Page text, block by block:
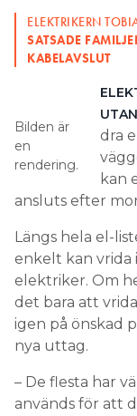
ELEKTRIKERN
SATSADE
KABELAVSLUT
Bilden är
en
rendering.
dra
kan
ansluts efter
Längs hela el-
enkelt kan vrida
elektriker. Om
det bara att
igen på önskad
nya uttag.
– De flesta har
används för att